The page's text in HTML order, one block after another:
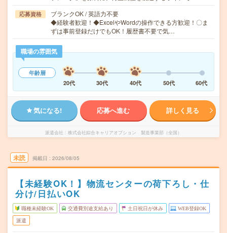
応募資格
ブランクOK / 英語力不要
◆経験者歓迎！◆ExcelやWordの操作できる方歓迎！〇ま
ずは事前登録だけでもOK！履歴書不要で気…
職場の雰囲気
年齢層
20代
30代 40代 50代 60代
気になる! 応募へ進む 詳しく見る
派遣会社 株式会社綜合キャリアオプション 製造事業部（全国）
未読 掲載日 2026/08/05
【未経験OK！】物流センターの荷下ろし・仕
分け/日払いOK
職種未経験OK 交通費別途支給あり 土日祝日が休み WEB登録OK
派遣